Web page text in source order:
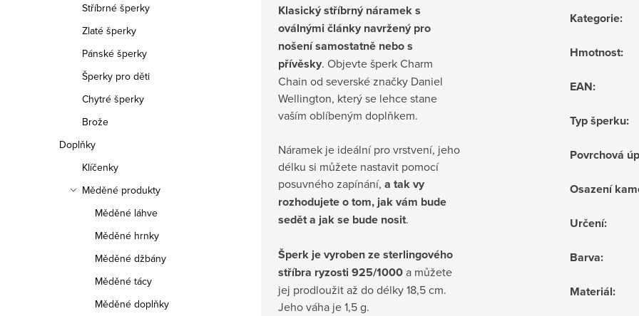
Stříbrné šperky
Zlaté šperky
Pánské šperky
Šperky pro děti
Chytré šperky
Brože
Doplňky
Klíčenky
Měděné produkty
Měděné láhve
Měděné hrnky
Měděné džbány
Měděné tácy
Měděné doplňky
Klasický stříbrný náramek s
oválnými články navržený pro
nošení samostatně nebo s
přívěsky. Objevte šperk Charm
Chain od severské značky Daniel
Wellington, který se lehce stane
vaším oblíbeným doplňkem.
Náramek je ideální pro vrstvení, jeho
délku si můžete nastavit pomocí
posuvného zapínání, a tak vy
rozhodujete o tom, jak vám bude
sedět a jak se bude nosit.
Šperk je vyroben ze sterlingového
stříbra ryzosti 925/1000a můžete
jej prodloužit až do délky 18,5 cm.
Jeho váha je 1,5 g.
Kategorie:
Hmotnost:
EAN:
Typ šperku:
Povrchová
Osazení
Určení:
Barva:
Materiál: